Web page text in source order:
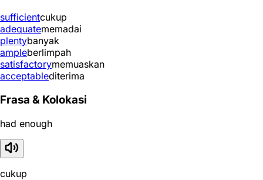
sufficientcukup
adequatememadai
plentybanyak
ampleberlimpah
satisfactorymemuaskan
acceptablediterima
Frasa & Kolokasi
had enough
cukup